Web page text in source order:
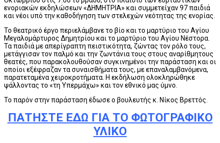
ενοριακών εκδηλώσεων «ΔΗΜΗΤΡΙΑ» και συμμετείχαν 97 παιδιά
και νέοι υπό την καθοδήγηση των στελεχών νεότητας της ενορίας.
Το θεατρικό έργο περιελάμβανε το βίο και το μαρτύριο του Αγίου
Μεγαλομάρτυρος Δημητρίου και το μαρτύριο του Αγίου Νέστορα.
Τα παιδιά με απερίγραπτη πειστικότητα, ζώντας τον ρόλο τους,
μετάγγισαν τον παλμό και την ζωντάνια τους στους αναρίθμητους
θεατές, που παρακολουθούσαν συγκινημένοι την παράσταση και οι
οποίοι εξέφραζαν τα συναισθήματα τους, με επαναλαμβανόμενα,
παρατεταμένα χειροκροτήματα. Η εκδήλωση ολοκληρώθηκε
ψάλλοντας το «τη Υπερμάχω» και τον εθνικό μας ύμνο.
Το παρόν στην παράσταση έδωσε ο βουλευτής κ. Νίκος Βρεττός.
ΠΑΤΗΣΤΕ ΕΔΩ ΓΙΑ ΤΟ ΦΩΤΟΓΡΑΦΙΚΟ
ΥΛΙΚΟ